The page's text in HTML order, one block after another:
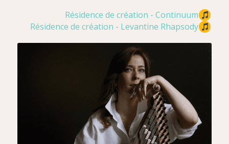
Résidence de création - Continuum
Résidence de création - Levantine Rhapsody